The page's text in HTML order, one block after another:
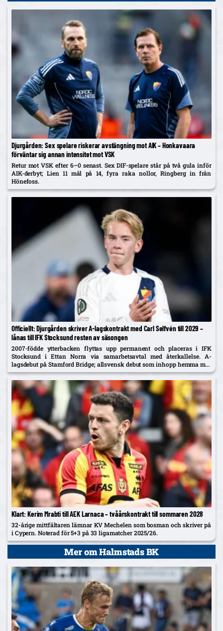
Djurgården: Sex spelare riskerar avstängning mot AIK – Honkavaara
förväntar sig annan intensitet mot VSK
Retur mot VSK efter 6–0 senast. Sex DIF-spelare står på två gula inför
AIK-derbyt; Lien 11 mål på 14, fyra raka nollor, Ringberg in från
Hönefoss.
Officiellt: Djurgården skriver A-lagskontrakt med Carl Selfvén till 2029 –
lånas till IFK Stocksund resten av säsongen
2007-födde ytterbacken flyttas upp permanent och placeras i IFK
Stocksund i Ettan Norra via samarbetsavtal med återkallelse. A-
lagsdebut på Stamford Bridge; allsvensk debut som inhopp hemma mot
Brommapojkarna i år.
Klart: Kerim Mrabti till AEK Larnaca – tvåårskontrakt till sommaren 2028
32-årige mittfältaren lämnar KV Mechelen som bosman och skriver på
i Cypern. Noterad för 5+3 på 33 ligamatcher 2025/26.
Mer om Halmstads BK